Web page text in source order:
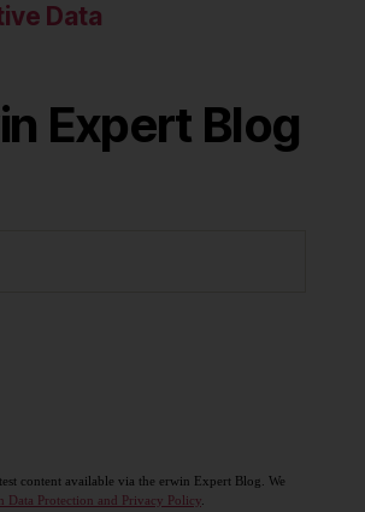
Data
Expert Blog
content available via the erwin Expert Blog. We
Data Protection and Privacy Policy.